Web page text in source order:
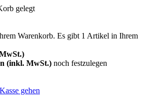
gelegt
Warenkorb. Es gibt 1 Artikel in Ihrem
(inkl. MwSt.) noch festzulegen
gehen